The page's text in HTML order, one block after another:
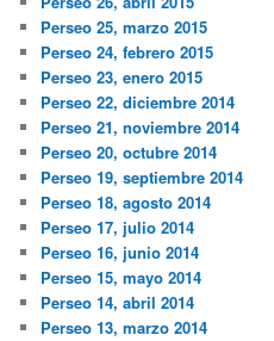
Perseo 25, marzo 2015
Perseo 24, febrero 2015
Perseo 23, enero 2015
Perseo 22, diciembre 2014
Perseo 21, noviembre 2014
Perseo 20, octubre 2014
Perseo 19, septiembre 2014
Perseo 18, agosto 2014
Perseo 17, julio 2014
Perseo 16, junio 2014
Perseo 15, mayo 2014
Perseo 14, abril 2014
Perseo 13, marzo 2014